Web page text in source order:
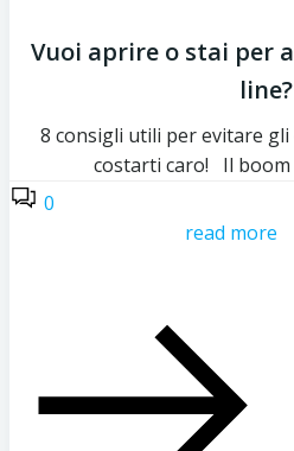
Vuoi aprire o stai per
line?
8 consigli utili per evitare
costarti caro! Il boom
0
read more